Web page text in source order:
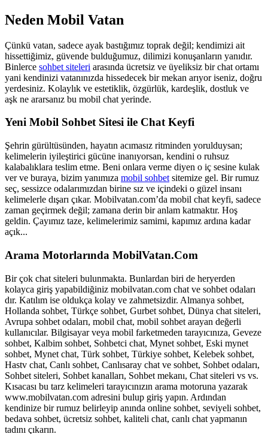
Neden Mobil Vatan
Çünkü vatan, sadece ayak bastığımız toprak değil; kendimizi ait
hissettiğimiz, güvende bulduğumuz, dilimizi konuşanların yanıdır.
Binlerce sohbet siteleri arasında ücretsiz ve üyeliksiz bir chat ortamı
yani kendinizi vatanınızda hissedecek bir mekan arıyor iseniz, doğru
yerdesiniz. Kolaylık ve estetiklik, özgürlük, kardeşlik, dostluk ve
aşk ne ararsanız bu mobil chat yerinde.
Yeni Mobil Sohbet Sitesi ile Chat Keyfi
Şehrin gürültüsünden, hayatın acımasız ritminden yorulduysan;
kelimelerin iyileştirici gücüne inanıyorsan, kendini o ruhsuz
kalabalıklara teslim etme. Beni onlara verme diyen o iç sesine kulak
ver ve buraya, bizim yanımıza mobil sohbet sitemize gel. Bir rumuz
seç, sessizce odalarımızdan birine sız ve içindeki o güzel insanı
kelimelerle dışarı çıkar. Mobilvatan.com’da mobil chat keyfi, sadece
zaman geçirmek değil; zamana derin bir anlam katmaktır. Hoş
geldin. Çayımız taze, kelimelerimiz samimi, kapımız ardına kadar
açık...
Arama Motorlarında MobilVatan.Com
Bir çok chat siteleri bulunmakta. Bunlardan biri de heryerden
kolayca giriş yapabildiğiniz mobilvatan.com chat ve sohbet odaları
dır. Katılım ise oldukça kolay ve zahmetsizdir. Almanya sohbet,
Hollanda sohbet, Türkçe sohbet, Gurbet sohbet, Dünya chat siteleri,
Avrupa sohbet odaları, mobil chat, mobil sohbet arayan değerli
kullanıcılar. Bilgisayar veya mobil farketmeden tarayıcınıza, Geveze
sohbet, Kalbim sohbet, Sohbetci chat, Mynet sohbet, Eski mynet
sohbet, Mynet chat, Türk sohbet, Türkiye sohbet, Kelebek sohbet,
Hastv chat, Canlı sohbet, Canlısaray chat ve sohbet, Sohbet odaları,
Sohbet siteleri, Sohbet kanalları, Sohbet mekanı, Chat siteleri vs vs.
Kısacası bu tarz kelimeleri tarayıcınızın arama motoruna yazarak
www.mobilvatan.com adresini bulup giriş yapın. Ardından
kendinize bir rumuz belirleyip anında online sohbet, seviyeli sohbet,
bedava sohbet, ücretsiz sohbet, kaliteli chat, canlı chat yapmanın
tadını çıkarın.